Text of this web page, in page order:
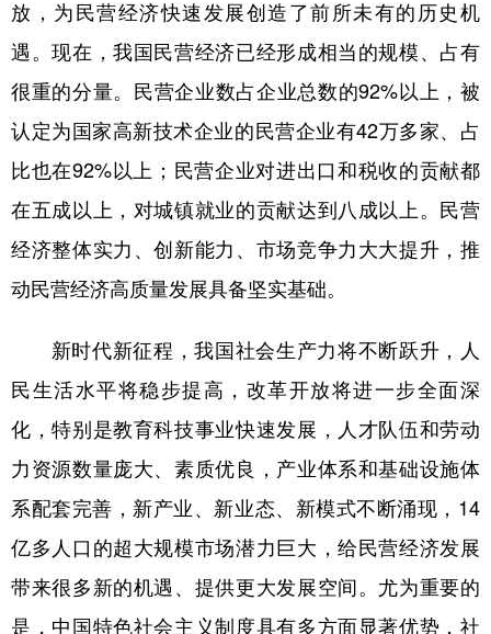
放，为民营经济快速发展创造了前所未有的历史机
遇。现在，我国民营经济已经形成相当的规模、占有
很重的分量。民营企业数占企业总数的92%以上，被
认定为国家高新技术企业的民营企业有42万多家、占
比也在92%以上；民营企业对进出口和税收的贡献都
在五成以上，对城镇就业的贡献达到八成以上。民营
经济整体实力、创新能力、市场竞争力大大提升，推
动民营经济高质量发展具备坚实基础。
新时代新征程，我国社会生产力将不断跃升，人
民生活水平将稳步提高，改革开放将进一步全面深
化，特别是教育科技事业快速发展，人才队伍和劳动
力资源数量庞大、素质优良，产业体系和基础设施体
系配套完善，新产业、新业态、新模式不断涌现，14
亿多人口的超大规模市场潜力巨大，给民营经济发展
带来很多新的机遇、提供更大发展空间。尤为重要的
是，中国特色社会主义制度具有多方面显著优势，社